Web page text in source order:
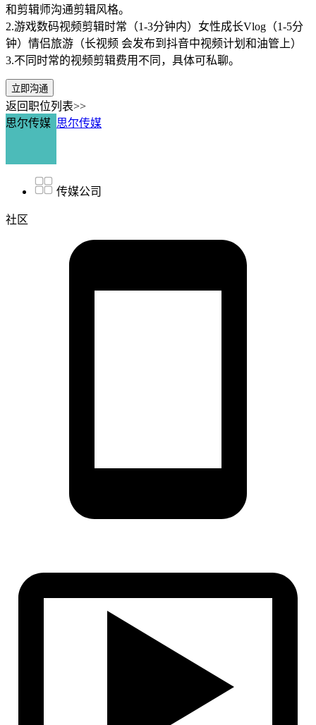
和剪辑师沟通剪辑风格。
2.游戏数码视频剪辑时常（1-3分钟内）女性成长Vlog（1-5分
钟）情侣旅游（长视频 会发布到抖音中视频计划和油管上）
3.不同时常的视频剪辑费用不同，具体可私聊。
立即沟通
返回职位列表>>
思尔传媒 思尔传媒
传媒公司
社区